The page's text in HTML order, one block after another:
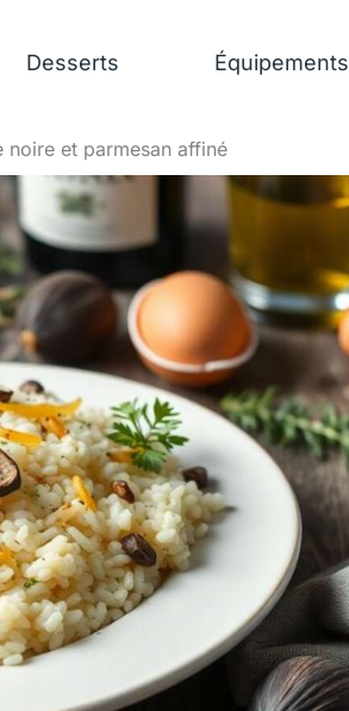
Desserts Équipements
et parmesan affiné